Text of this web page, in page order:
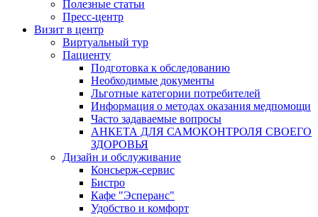
Полезные статьи
Пресс-центр
Визит в центр
Виртуальный тур
Пациенту
Подготовка к обследованию
Необходимые документы
Льготные категории потребителей
Информация о методах оказания медпомощи
Часто задаваемые вопросы
АНКЕТА ДЛЯ САМОКОНТРОЛЯ СВОЕГО
ЗДОРОВЬЯ
Дизайн и обслуживание
Консьерж-сервис
Бистро
Кафе "Эсперанс"
Удобство и комфорт